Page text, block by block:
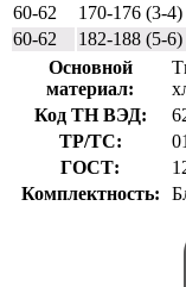
60-62
170-176 (3-4)
60-62
182-188 (5-6)
Основной
материал:
Код ТН ВЭД:
ТР/ТС:
ГОСТ:
Комплектность: